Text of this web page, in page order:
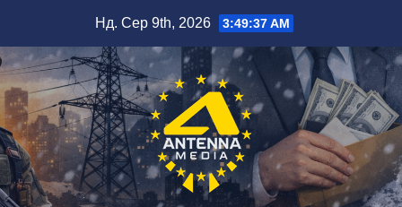
вмісту
Нд. Сер 9th, 2026 3:49:38 AM